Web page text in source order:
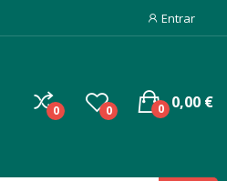
Entrar
0 0 0,00 €
0